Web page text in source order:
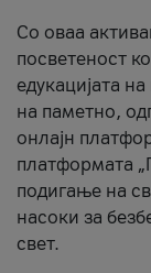
Со оваа
посветеност
едукацијата
на паметно,
онлајн
платформата
подигање на
насоки за
свет.